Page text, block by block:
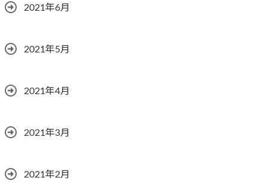
2021年6月
2021年5月
2021年4月
2021年3月
2021年2月